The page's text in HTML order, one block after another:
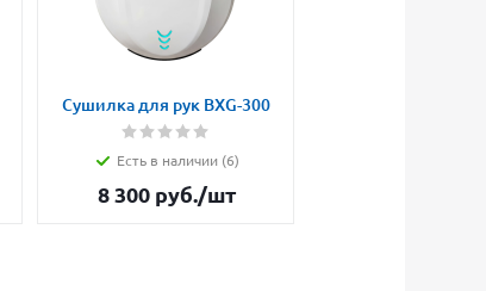
Сушилка для рук BXG-300
Есть в наличии (6)
8 300руб./шт